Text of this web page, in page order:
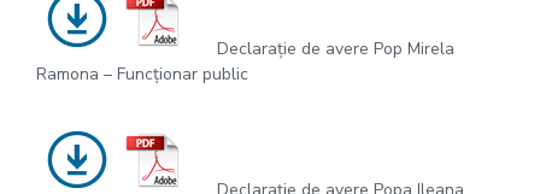
Declarație de avere Pop Mirela
Ramona – Funcționar public